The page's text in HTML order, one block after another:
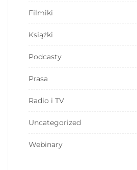
Filmiki
Książki
Podcasty
Prasa
Radio i TV
Uncategorized
Webinary